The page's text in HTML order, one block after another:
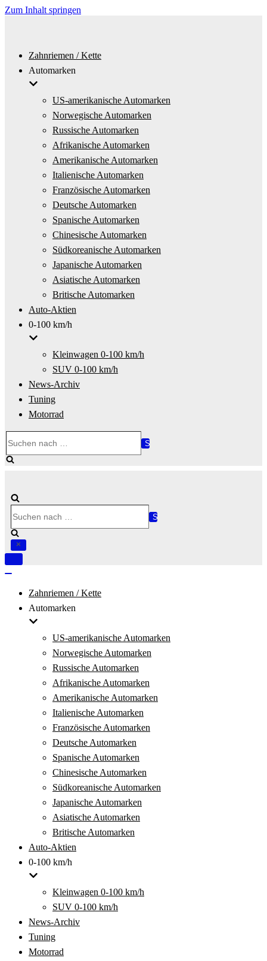
Zum Inhalt springen
Zahnriemen / Kette
Automarken
US-amerikanische Automarken
Norwegische Automarken
Russische Automarken
Afrikanische Automarken
Amerikanische Automarken
Italienische Automarken
Französische Automarken
Deutsche Automarken
Spanische Automarken
Chinesische Automarken
Südkoreanische Automarken
Japanische Automarken
Asiatische Automarken
Britische Automarken
Auto-Aktien
0-100 km/h
Kleinwagen 0-100 km/h
SUV 0-100 km/h
News-Archiv
Tuning
Motorrad
nach …
nach …
Navigation
Zahnriemen / Kette
Automarken
US-amerikanische Automarken
Norwegische Automarken
Russische Automarken
Afrikanische Automarken
Amerikanische Automarken
Italienische Automarken
Französische Automarken
Deutsche Automarken
Spanische Automarken
Chinesische Automarken
Südkoreanische Automarken
Japanische Automarken
Asiatische Automarken
Britische Automarken
Auto-Aktien
0-100 km/h
Kleinwagen 0-100 km/h
SUV 0-100 km/h
News-Archiv
Tuning
Motorrad